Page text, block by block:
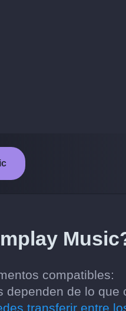
compatibles:
dependen de lo que
transferir entre